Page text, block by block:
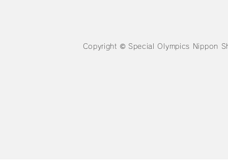
Copyright © Special Olympics Nippon